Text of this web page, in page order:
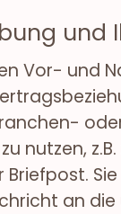
und
Vor- und
nutzen,
an